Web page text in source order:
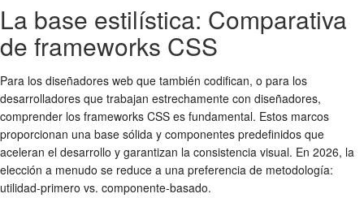
La base estilística: Comparativa
de frameworks CSS
Para los diseñadores web que también codifican, o para los
desarrolladores que trabajan estrechamente con diseñadores,
comprender los frameworks CSS es fundamental. Estos marcos
proporcionan una base sólida y componentes predefinidos que
aceleran el desarrollo y garantizan la consistencia visual. En 2026, la
elección a menudo se reduce a una preferencia de metodología:
utilidad-primero vs. componente-basado.